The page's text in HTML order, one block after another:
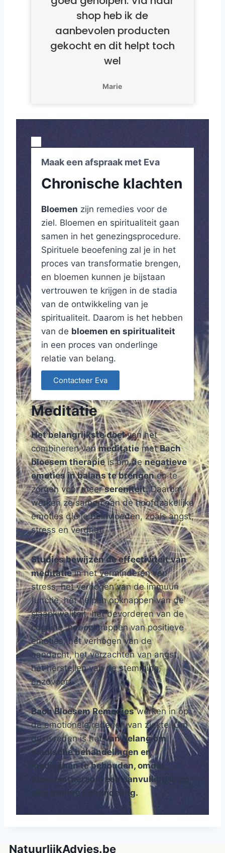
shop heb ik de
aanbevolen producten
gekocht en dit helpt toch
wel
Marie
Maak een afspraak met Eva
Chronische klachten
Bloemen zijn remedies voor de
ziel. Bloemen en spiritualiteit gaan
samen in het genezingsprocedure.
Spirituele beoefening zal je in het
proces van transformatie brengen,
en bloemen kunnen je bijstaan
vertrouwen te krijgen in de stadia
van de ontwikkeling van je
spiritualiteit. Daarom is het hebben
van de bloemen en spiritualiteit
in een proces van onderlinge
relatie van belang.
Contacteer Eva
Meditatie
Het belangrijkste doelvan het
combineren vanmeditatiemetBach
bloesem therapieis om denegatieve
emoties in balans te brengenen te
zorgen voor meersereniteit.Daarom
werken ze samen aan de hoofdzakelijke
emoties die je beïnvloeden, zoals angst,
stress en verdriet.
Studies bewijzen de effectiviteit van
meditatiein het verminderen van
stress, het verhogen van de immuun
functie, het helpen opknappen van de
slaapkwaliteit, het bevorderen van de
cognitie, het opknappen van positieve
emoties, het verhogen van de
aandacht, het verzachten van angst,
het herstellen van de stemming,
enzovoort.
Bach Bloesem Remedieswerken in op
de emotionele redenen van ziekte. Om
deze reden is hetvan belang om
medische behandelingen en
medicijnen te behouden, omdat
bloesemtherapie een aanvulling is op
elke andere behandeling.
NatuurlijkAdvies.be